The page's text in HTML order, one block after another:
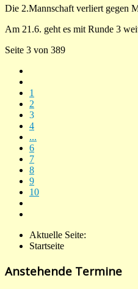
Die 2.Mannschaft verliert gegen
Am 21.6. geht es mit Runde 3
Seite 3 von 389
1
2
3
4
...
6
7
8
9
10
Aktuelle Seite:
Startseite
Anstehende Termine